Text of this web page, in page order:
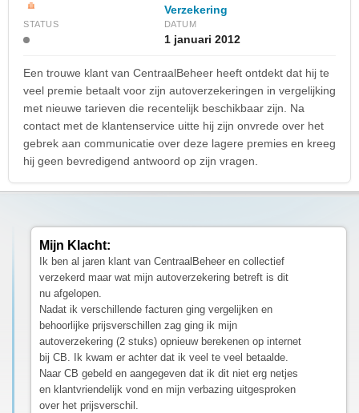
Verzekering
STATUS DATUM
1 januari 2012
Een trouwe klant van CentraalBeheer heeft ontdekt dat hij te
veel premie betaalt voor zijn autoverzekeringen in vergelijking
met nieuwe tarieven die recentelijk beschikbaar zijn. Na
contact met de klantenservice uitte hij zijn onvrede over het
gebrek aan communicatie over deze lagere premies en kreeg
hij geen bevredigend antwoord op zijn vragen.
Mijn Klacht:
Ik ben al jaren klant van CentraalBeheer en collectief
verzekerd maar wat mijn autoverzekering betreft is dit
nu afgelopen.
Nadat ik verschillende facturen ging vergelijken en
behoorlijke prijsverschillen zag ging ik mijn
autoverzekering (2 stuks) opnieuw berekenen op internet
bij CB. Ik kwam er achter dat ik veel te veel betaalde.
Naar CB gebeld en aangegeven dat ik dit niet erg netjes
en klantvriendelijk vond en mijn verbazing uitgesproken
over het prijsverschil.